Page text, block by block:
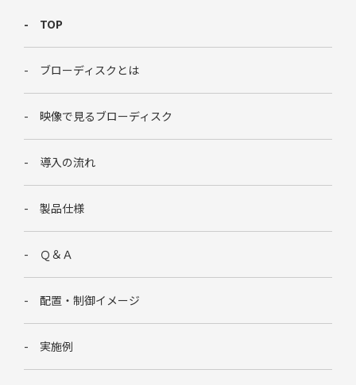
TOP
ブローディスクとは
映像で見るブローディスク
導入の流れ
製品仕様
Ｑ＆Ａ
配置・制御イメージ
実施例